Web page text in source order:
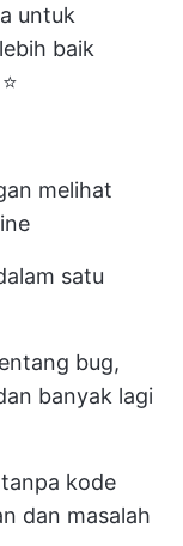
untuk
baik
melihat
satu
bug,
banyak lagi
kode
dan masalah